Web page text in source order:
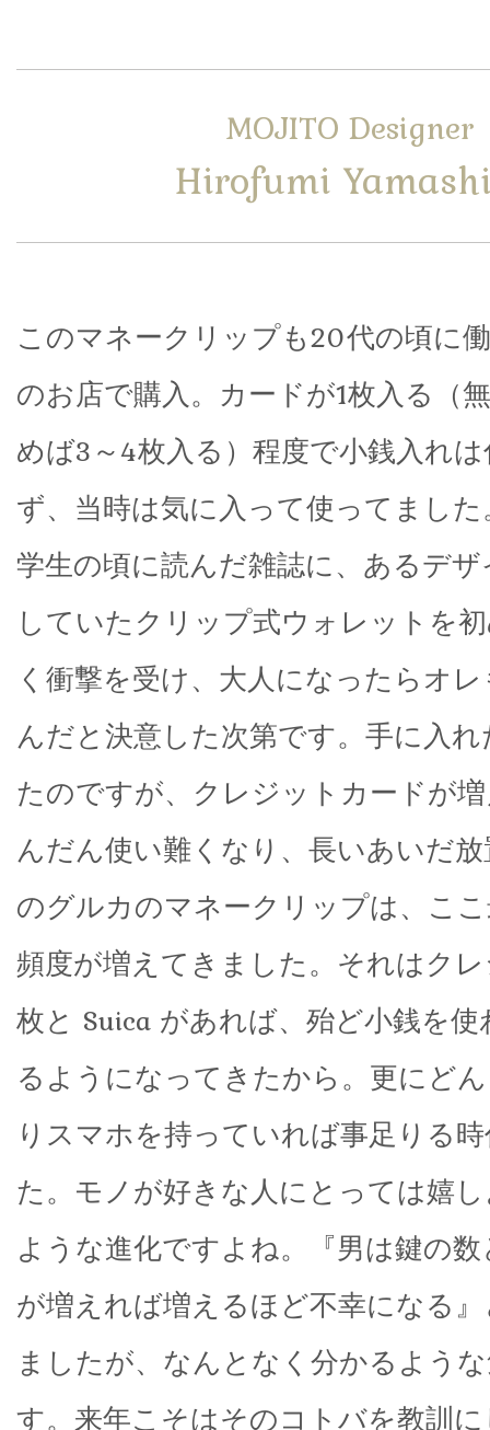
MOJITO Designer
Hirofumi
このマネークリップも20代の頃に
のお店で購入。カードが1枚入る（
めば3～4枚入る）程度で小銭入れ
ず、当時は気に入って使ってまし
学生の頃に読んだ雑誌に、あるデ
していたクリップ式ウォレットを
く衝撃を受け、大人になったらオ
んだと決意した次第です。手に入
たのですが、クレジットカードが
んだん使い難くなり、長いあいだ
のグルカのマネークリップは、こ
頻度が増えてきました。それはク
枚と Suica があれば、殆ど小銭を
るようになってきたから。更にど
りスマホを持っていれば事足りる
た。モノが好きな人にとっては嬉
ような進化ですよね。『男は鍵の
が増えれば増えるほど不幸になる
ましたが、なんとなく分かるよう
す。来年こそはそのコトバを教訓